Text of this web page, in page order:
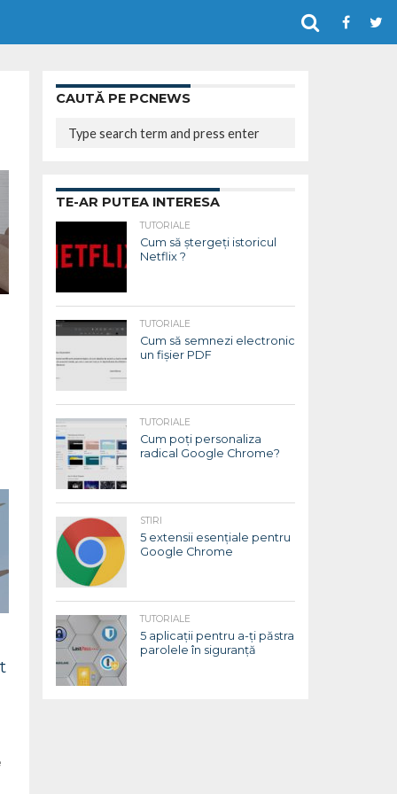
CAUTĂ PE PCNEWS
TE-AR PUTEA INTERESA
TUTORIALE
Cum să ștergeți istoricul
Netflix ?
TUTORIALE
Cum să semnezi electronic
un fișier PDF
TUTORIALE
Cum poți personaliza
radical Google Chrome?
STIRI
5 extensii esențiale pentru
Google Chrome
TUTORIALE
5 aplicații pentru a-ți păstra
parolele în siguranță